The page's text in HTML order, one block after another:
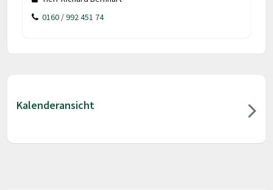
0160 / 992 451 74
Kalenderansicht